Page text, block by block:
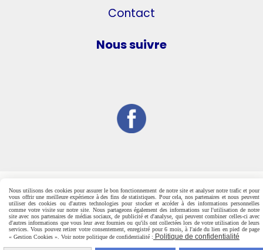
Contact
Nous suivre
Nous utilisons des cookies pour assurer le bon fonctionnement de notre site et analyser notre trafic et pour
vous offrir une meilleure expérience à des fins de statistiques. Pour cela, nos partenaires et nous peuvent
utiliser des cookies ou d'autres technologies pour stocker et accéder à des informations personnelles
comme votre visite sur notre site. Nous partageons également des informations sur l'utilisation de notre
site avec nos partenaires de médias sociaux, de publicité et d'analyse, qui peuvent combiner celles-ci avec
d'autres informations que vous leur avez fournies ou qu'ils ont collectées lors de votre utilisation de leurs
services. Vous pouvez retirer votre consentement, enregistré pour 6 mois, à l'aide du lien en pied de page
« Gestion Cookies ». Voir notre politique de confidentialité : Politique de confidentialité